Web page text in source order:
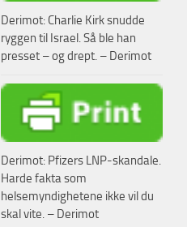
Derimot: Charlie Kirk snudde
ryggen til Israel. Så ble han
presset – og drept. – Derimot
Derimot: Pfizers LNP-skandale.
Harde fakta som
helsemyndighetene ikke vil du
skal vite. – Derimot